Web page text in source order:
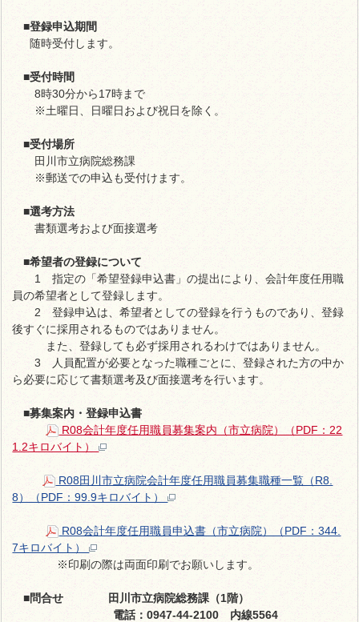
■登録申込期間
随時受付します。
■受付時間
8時30分から17時まで
※土曜日、日曜日および祝日を除く。
■受付場所
田川市立病院総務課
※郵送での申込も受付けます。
■選考方法
書類選考および面接選考
■希望者の登録について
1 指定の「希望登録申込書」の提出により、会計年度任用職
員の希望者として登録します。
2 登録申込は、希望者としての登録を行うものであり、登録
後すぐに採用されるものではありません。
また、登録しても必ず採用されるわけではありません。
3 人員配置が必要となった職種ごとに、登録された方の中か
ら必要に応じて書類選考及び面接選考を行います。
■募集案内・登録申込書
R08会計年度任用職員募集案内（市立病院）（PDF：22
1.2キロバイト）
R08田川市立病院会計年度任用職員募集職種一覧（R8.
8）（PDF：99.9キロバイト）
R08会計年度任用職員申込書（市立病院）（PDF：344.
7キロバイト）
※印刷の際は両面印刷でお願いします。
■問合せ
田川市立病院総務課（1階）
電話：0947-44-2100 内線5564